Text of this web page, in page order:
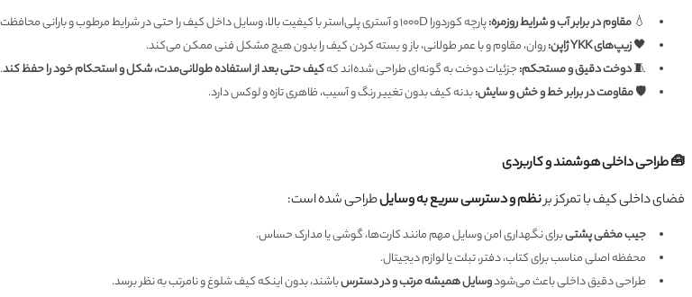
💧 مقاوم در برابر آب و شرایط روزمره:پارچه کوردورا ۱۰۰۰D و آستری پلی‌استر با کیفیت بالا، وسایل داخل کیف را حتی در شرایط مرطوب و بارانی محافظت می‌کنند.
🖤زیپ‌های YKK ژاپن:
روان، مقاوم و با عمر طولانی، باز و بسته کردن کیف را بدون هیچ مشکل فنی ممکن می‌کند.
🧵دوخت دقیق و مستحکم:جزئیات دوخت به گونه‌ای طراحی شده‌اند کهکیف حتی بعد از استفاده طولانی‌مدت، شکل و استحکام خود را حفظ کند.
🛡️مقاومت در برابر خط و خش و سایش:بدنه کیف بدون تغییر رنگ و آسیب، ظاهری تازه و لوکس دارد.
🧰 طراحی داخلی هوشمند و کاربردی
فضای داخلی کیف با تمرکز برنظم و دسترسی سریع به وسایلطراحی شده است:
جیب مخفی پشتیبرای نگهداری امن وسایل مهم مانند کارت‌ها، گوشی یا مدارک حساس.
محفظه اصلی مناسب برای کتاب، دفتر، تبلت یا لوازم دیجیتال.
طراحی دقیق داخلی باعث می‌شودوسایل همیشه مرتب و در دسترسباشند، بدون اینکه کیف شلوغ و نامرتب به نظر برسد.